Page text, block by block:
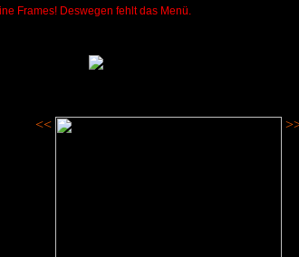
Frames! Deswegen fehlt das Menü.
<<